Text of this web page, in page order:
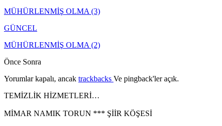
MÜHÜRLENMİŞ OLMA (3)
GÜNCEL
MÜHÜRLENMİŞ OLMA (2)
Önce Sonra
Yorumlar kapalı, ancak trackbacks Ve pingback'ler açık.
TEMİZLİK HİZMETLERİ…
MİMAR NAMIK TORUN *** ŞİİR KÖŞESİ